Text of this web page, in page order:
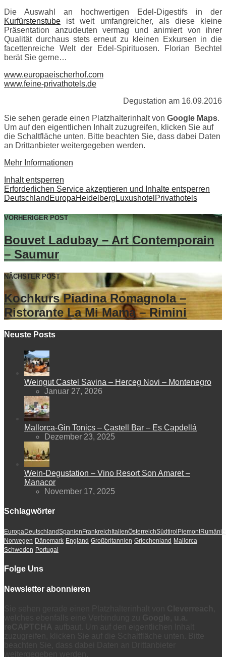
Die Auswahl an hochwertigen Edel-Digestifs in der
Kurfürstenstube ist weit umfangreicher, als diese kleine
Präsentation anzudeuten vermag und animiert von ihrer
Qualität durchaus stets erneut zu kleinen Exkursen in die
facettenreiche Welt der Edel-Spirituosen. Florian Bechtel
berät Sie gerne…
www.europaeischerhof.com
www.feine-privathotels.de
Degustation am 16.09.2016
Sie sehen gerade einen Platzhalterinhalt von Google Maps.
Um auf den eigentlichen Inhalt zuzugreifen, klicken Sie auf
die Schaltfläche unten. Bitte beachten Sie, dass dabei Daten
an Drittanbieter weitergegeben werden.
Mehr Informationen
Inhalt entsperren
Erforderlichen Service akzeptieren und Inhalte entsperren
Deutschland EuropaHeidelberg Luxushotel Privathotels
VORHERIGER POST
Bouvet Ladubay – Art Contemporain
– Saumur
NÄCHSTER POST
Kochkurs Piadina Romagnola –
Ristorante La Mi Mama – Rimini
Neuste Posts
Weingut Castel Savina – Herceg Novi – Montenegro
Januar 27, 2026
Mallorca-Gin Tonics – Castell Bar – Es Capdellá
Dezember 23, 2025
Wein-Degustation – Vino Resort Son Amaret –
Manacor
November 17, 2025
Schlagwörter
EuropaDeutschlandSpanien Frankreich ItalienÖsterreichSüdtirol Piemont
Norwegen Dänemark England Großbritannien Griechenland Mallorca
Schweden Portugal
Folge Uns
Newsletter abonnieren